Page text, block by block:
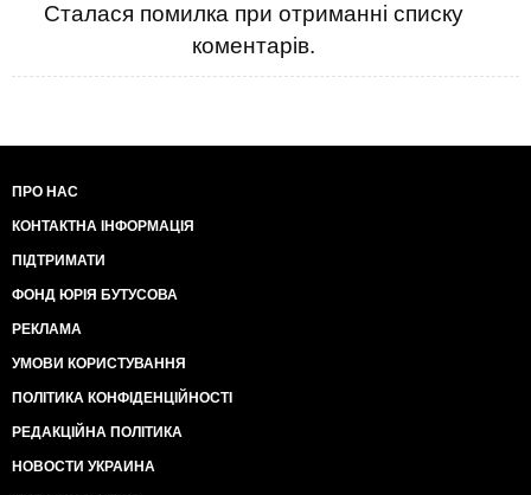
Сталася помилка при отриманні списку
коментарів.
ПРО НАС
КОНТАКТНА ІНФОРМАЦІЯ
ПІДТРИМАТИ
ФОНД ЮРІЯ БУТУСОВА
РЕКЛАМА
УМОВИ КОРИСТУВАННЯ
ПОЛІТИКА КОНФІДЕНЦІЙНОСТІ
РЕДАКЦІЙНА ПОЛІТИКА
НОВОСТИ УКРАИНА